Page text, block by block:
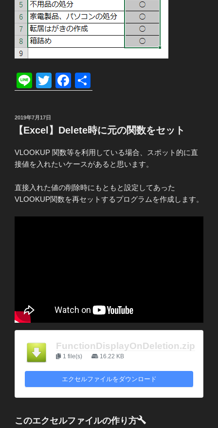
Li
n
e
T
wi
er
F
a
e
o
k
有
投
日:
2019年7月17日
【Excel】Delete時に元の関数をセット
VLOOKUP 関数等を利用している場合、スポット的に直
接値を入れたいケースがあると思います。
直接入れた値の削除時にもともと設定してあった
VLOOKUP関数を再セットするプログラムを作成します。
FunctionDisplayOnDeletion.zip
1 file(s) 16.22 KB
エクセルファイルをダウンロード
このエクセルファイルの作り方